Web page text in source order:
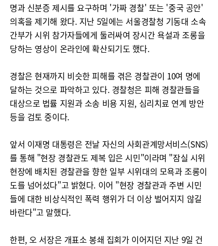
명과 신분증 제시를 요구하며 '가짜 경찰' 또는 '중국 공안'
의혹을 제기해 왔다. 지난 5일에는 서울경찰청 기동대 소속
간부가 시위 참가자들에게 둘러싸여 장시간 욕설과 조롱을
당하는 영상이 온라인에 확산되기도 했다.
경찰은 현재까지 비슷한 피해를 겪은 경찰관이 10여 명에
달하는 것으로 파악하고 있다. 경찰청은 피해 경찰관들을
대상으로 법률 지원과 소송 비용 지원, 심리치료 연계 방안
등을 검토 중이다.
앞서 이재명 대통령은 전날 자신의 사회관계망서비스(SNS)
를 통해 "현장 경찰관도 제복 입은 시민"이라며 "잠실 시위
현장에 배치된 경찰관을 향한 일부 시위대의 모욕과 조롱이
도를 넘어섰다"고 밝혔다. 이어 "현장 경찰관과 주변 시민
들에 대한 비상식적인 폭력 행위가 더 이상 벌어지지 않길
바란다"고 말했다.
한편, 오 서장은 개표소 봉쇄 집회가 이어지던 지난 9일 건